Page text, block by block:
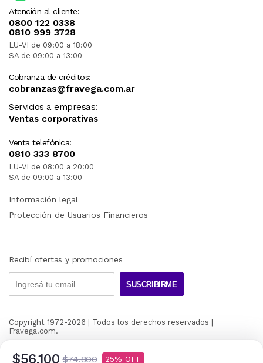
$56.100 $74.800 25
Atención al cliente:
0800 122 0338
0810 999 3728
LU-VI de 09:00 a 18:00
SA de 09:00 a 13:00
Cobranza de créditos:
cobranzas@fravega.com.ar
Servicios a empresas:
Ventas corporativas
Venta telefónica:
0810 333 8700
LU-VI de 08:00 a 20:00
SA de 09:00 a 13:00
Información legal
Protección de Usuarios Financieros
Recibí ofertas y promociones
SUSCRIBIRME
Copyright 1972-2026 | Todos los derechos reservados |
Fravega.com.